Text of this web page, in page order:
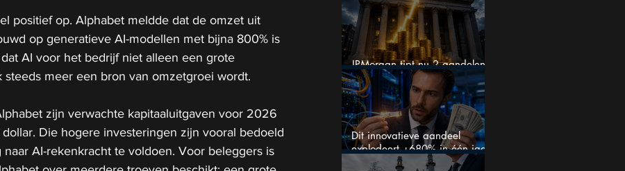
positief op. Alphabet meldde dat de omzet uit
op generatieve AI-modellen met bijna 800% is
AI voor het bedrijf niet alleen een grote
steeds meer een bron van omzetgroei wordt.
zijn verwachte kapitaaluitgaven voor 2026
dollar. Die hogere investeringen zijn vooral bedoeld
AI-rekenkracht te voldoen. Voor beleggers is
JPMorgan tipt nu 2 aandelen
voor augustus
Dit innovatieve aandeel
explodeert +680% in één jaar
en blijft maar stijgen